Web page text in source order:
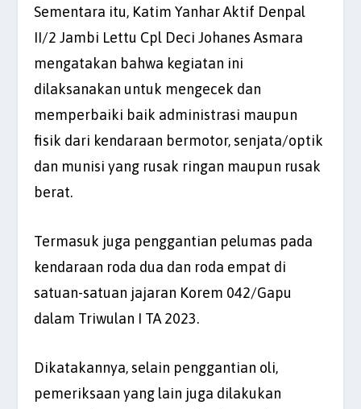
Sementara itu, Katim Yanhar Aktif Denpal
II/2 Jambi Lettu Cpl Deci Johanes Asmara
mengatakan bahwa kegiatan ini
dilaksanakan untuk mengecek dan
memperbaiki baik administrasi maupun
fisik dari kendaraan bermotor, senjata/optik
dan munisi yang rusak ringan maupun rusak
berat.
Termasuk juga penggantian pelumas pada
kendaraan roda dua dan roda empat di
satuan-satuan jajaran Korem 042/Gapu
dalam Triwulan I TA 2023.
Dikatakannya, selain penggantian oli,
pemeriksaan yang lain juga dilakukan